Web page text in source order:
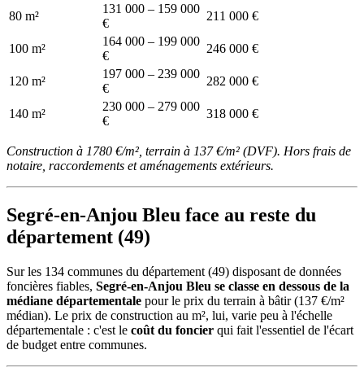
80 m²
131 000 – 159 000
€
211 000 €
100 m²
164 000 – 199 000
€
246 000 €
120 m²
197 000 – 239 000
€
282 000 €
140 m²
230 000 – 279 000
€
318 000 €
Construction à 1780 €/m², terrain à 137 €/m² (DVF). Hors frais de
notaire, raccordements et aménagements extérieurs.
Segré-en-Anjou Bleu face au reste du
département (49)
Sur les 134 communes du département (49) disposant de données
foncières fiables, Segré-en-Anjou Bleu se classe en dessous de la
médiane départementale pour le prix du terrain à bâtir (137 €/m²
médian). Le prix de construction au m², lui, varie peu à l'échelle
départementale : c'est le coût du foncier qui fait l'essentiel de l'écart
de budget entre communes.